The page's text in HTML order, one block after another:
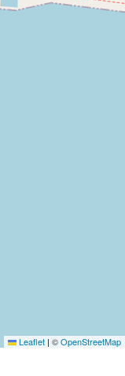
Leaflet | ©OpenStreetMap